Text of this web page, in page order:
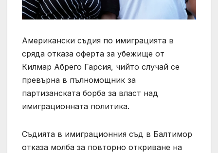
Американски съдия по имиграцията в
сряда отказа оферта за убежище от
Килмар Абрего Гарсия, чийто случай се
превърна в пълномощник за
партизанската борба за власт над
имиграционната политика.
Съдията в имиграционния съд в Балтимор
отказа молба за повторно откриване на